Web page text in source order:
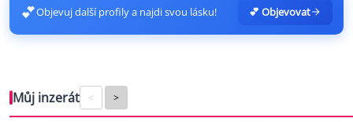
💕Objevuj další profily a najdi svou lásku! 💕 Objevovat
Můj inzerát < >